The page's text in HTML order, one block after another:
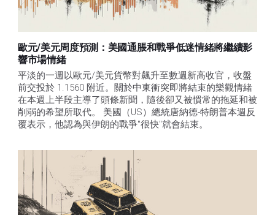
歐元/美元周度預測：美國通脹和戰爭低迷情緒將繼續影
響市場情緒
平淡的一週以歐元/美元貨幣對飆升至數週新高收官，收盤
前交投於 1.1560 附近。關於中東衝突即將結束的樂觀情緒
在本週上半段主導了頭條新聞，隨後卻又被慣常的拖延和被
削弱的希望所取代。 美國（US）總統唐納德-特朗普本週反
覆表示，他認為與伊朗的戰爭"很快"就會結束。